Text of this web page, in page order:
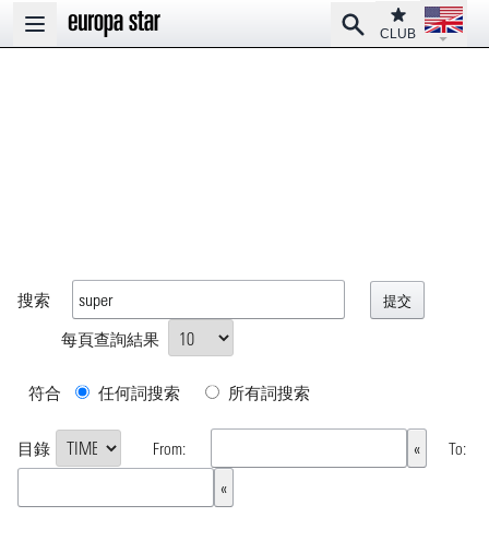
Open main menu
SearchClub
CLUB
Open
搜索
每頁查詢結果
符合 任何詞搜索 所有詞搜索
目錄 From: To: